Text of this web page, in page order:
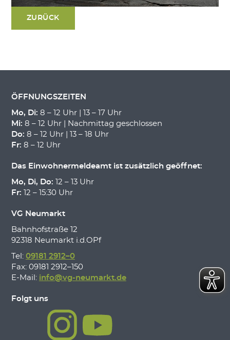
ZURÜCK
ÖFFNUNGSZEITEN
Mo, Di: 8 – 12 Uhr | 13 – 17 Uhr
Mi: 8 – 12 Uhr | Nachmittag geschlossen
Do: 8 – 12 Uhr | 13 – 18 Uhr
Fr: 8 – 12 Uhr
Das Einwohnermeldeamt ist zusätzlich geöffnet:
Mo, Di, Do: 12 – 13 Uhr
Fr: 12 – 15:30 Uhr
VG Neumarkt
Bahnhofstraße 12
92318 Neumarkt i.d.OPf
Tel: 09181 2912–0
Fax: 09181 2912–150
E-Mail: info@vg-neumarkt.de
Folgt uns